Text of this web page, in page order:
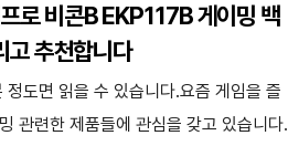
로 비콘B EKP117B 게이밍 백
고 추천합니다
정도면 읽을 수 있습니다.요즘 게임을 즐
관련한 제품들에 관심을 갖고 있습니다.